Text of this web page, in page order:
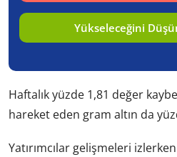
Yükseleceğini
Haftalık yüzde 1,81 değer
hareket eden gram altın da
Yatırımcılar gelişmeleri